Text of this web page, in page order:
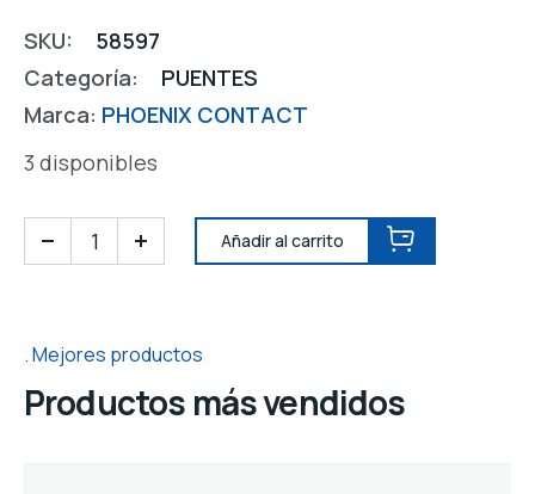
SKU:
58597
Categoría:
PUENTES
Marca: PHOENIX CONTACT
3 disponibles
Añadir al carrito
Mejores productos
Productos más vendidos